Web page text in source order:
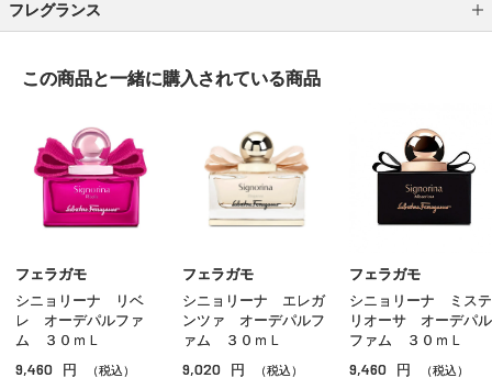
フレグランス
ユニセックス
ホームフレグランス
その他のフレグランス
この商品と一緒に購入されている商品
フェラガモ
シニョリーナ リベ
レ オーデパルファ
ム ３０ｍＬ
9,460 円 （税込）
フェラガモ
シニョリーナ エレガ
ンツァ オーデパルフ
ァム ３０ｍＬ
9,020 円 （税込）
フェラガモ
シニョリーナ ミステ
リオーサ オーデパル
ファム ３０ｍＬ
9,460 円 （税込）